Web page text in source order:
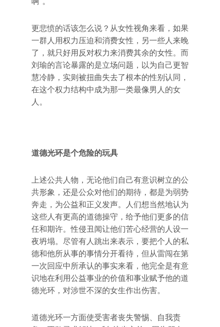
更悲愤的话该怎么说？从女性视角来看，如果
一群人用权力压迫和消费女性，另一些人来晚
了，就只好用反对权力来消费其余的女性。而
刘瑜的言论暴露的是立场问题，以为自己更智
慧冷静，实则被扭曲失去了根本的性别认同，
在这个权力结构中成为那一类最像男人的女
人。
道德光环是个危险的玩具
上述公共人物，无论他们自己有意识树立的公
共形象，还是公众对他们的期待，都是为弱势
奔走，为公益和正义发声。人们想当然地认为
这些人有更高的道德操守，给予他们更多的信
任和期许。性侵丑闻让他们苦心经营的人设一
夜坍塌。尽管有人跳出来表示，要把个人的私
德和他所从事的事情分开看待，但从雷闯在第
一次回应中所承认的事实来看，他完全是有意
识地在利用公益事业的价值和事业赋予他的道
德光环，对涉世不深的女生作出伤害。
道德光环一方面使受害者丧失警惕、自我责